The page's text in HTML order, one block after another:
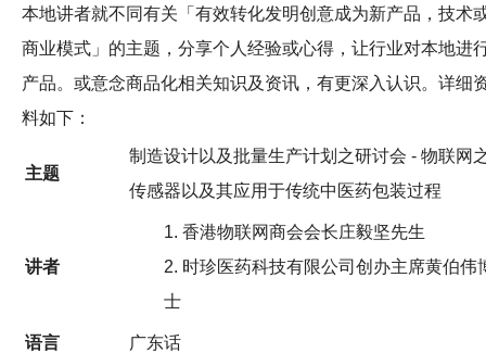
本地讲者就不同有关「有效转化发明创意成为新产品，技术
商业模式」的主题，分享个人经验或心得，让行业对本地进
产品。或意念商品化相关知识及资讯，有更深入认识。详细
料如下：
主题
制造设计以及批量生产计划之研讨会 - 物联网
传感器以及其应用于传统中医药包装过程
讲者
1. 香港物联网商会会长庄毅坚先生
2. 时珍医药科技有限公司创办主席黄伯伟
士
语言 广东话